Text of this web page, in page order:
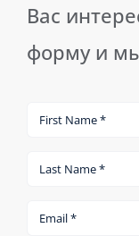
Вас
форму и